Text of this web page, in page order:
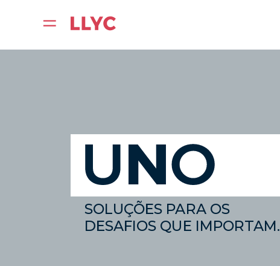
SOLUÇÕES PARA OS
DESAFIOS QUE IMPORTAM.